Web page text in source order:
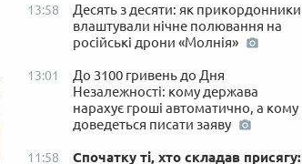
13:58
Десять з десяти: як прикордонники
влаштували нічне полювання на
російські дрони «Молнія»
13:01
До 3100 гривень до Дня
Незалежності: кому держава
нарахує гроші автоматично, а кому
доведеться писати заяву
11:58
Спочатку ті, хто складав присягу: